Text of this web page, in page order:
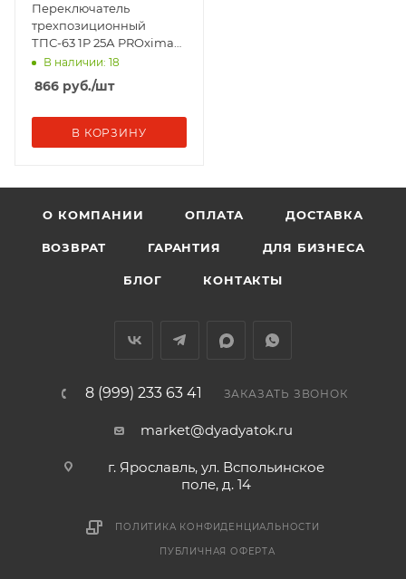
Переключатель
трехпозиционный
ТПС-63 1P 25А PROxima
EKF TPS125
В наличии: 18
866 руб./шт
В КОРЗИНУ
О КОМПАНИИ ОПЛАТА ДОСТАВКА
ВОЗВРАТ ГАРАНТИЯ ДЛЯ БИЗНЕСА
БЛОГ КОНТАКТЫ
8 (999) 233 63 41 ЗАКАЗАТЬ ЗВОНОК
market@dyadyatok.ru
г. Ярославль, ул. Вспольинское
поле, д. 14
ПОЛИТИКА КОНФИДЕНЦИАЛЬНОСТИ
ПУБЛИЧНАЯ ОФЕРТА